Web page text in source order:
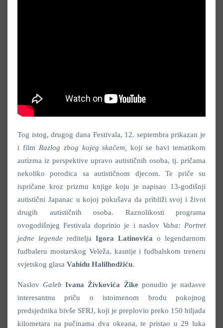
Tog istog, drugog dana Festivala, 12. septembra prikazan je
i film Razlog zbog kojeg skačem,koji se bavi tematikom
autizma iz perspektive upravo autističnih osoba, tj. pričama
nekoliko porodica sa autističnom djecom. Te priče su
ispričane kroz prizmu knjige koju je napisao 13-godišnji
autistični Japanac u kojoj pokušava da približi svoj i život
drugih autističnih osoba. Raznolikosti programa
ovogodišnjeg Festivala doprinio je i naslov Vaha: Portret
jedne legende reditelja Igora Latinovića o legendarnom
fudbaleru mostarskog Veleža, kasnije i fudbalskom treneru
svjetskog glasa Vahidu Halilhodžiću.
NaslovGaleb Ivana Živkovića Žikeponudio je nadasve
interesantnu priču o istoimenom brodu pokojnog
predsjednika bivše SFRJ, koji je preplovio preko 150 hiljada
kilometara na pučinama dva okeana, te pristao u 29 luka